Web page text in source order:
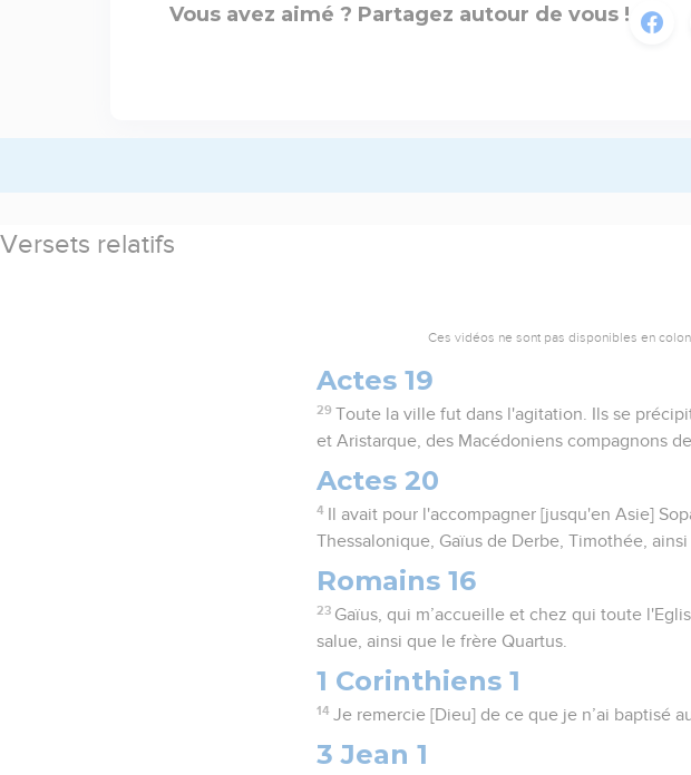
Vous avez aimé ? Partagez autour de vous !
Versets relatifs
Ces vidéos ne sont pas disponibles en
Actes 19
29 Toute la ville fut dans l'agitation. Ils se
et Aristarque, des Macédoniens compagnons de
Actes 20
4
Il avait pour l'accompagner [jusqu'en Asie]
Thessalonique, Gaïus de Derbe, Timothée,
Romains 16
23 Gaïus, qui m’accueille et chez qui toute
salue, ainsi que le frère Quartus.
1 Corinthiens 1
14 Je remercie [Dieu] de ce que je n’ai baptisé
3 Jean 1